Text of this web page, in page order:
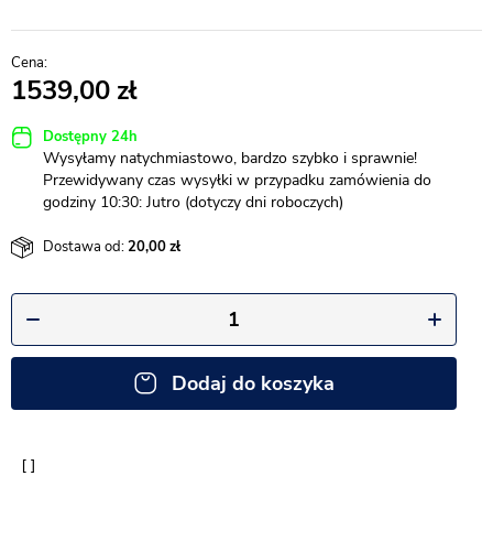
1539,00
Dostępny 24h
Wysyłamy natychmiastowo, bardzo szybko i sprawnie!
Przewidywany czas wysyłki w przypadku zamówienia do
godziny 10:30: Jutro (dotyczy dni roboczych)
Dostawa od:20,00
Dodaj do koszyka